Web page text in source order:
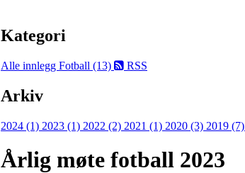
Kategori
Alle innlegg Fotball (13) RSS
Arkiv
2024 (1) 2023 (1) 2022 (2) 2021 (1) 2020 (3) 2019 (7)
Årlig møte fotball 2023